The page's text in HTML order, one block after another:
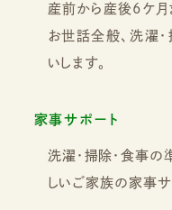
産前から産後6ケ月
お世話全般、洗濯
いします。
家事サポート
洗濯・掃除・食事の
しいご家族の家事サ